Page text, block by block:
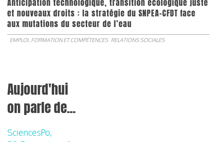
Anticipation technologique, transition écologique juste
et nouveaux droits : la stratégie du SNPEA-CFDT face
aux mutations du secteur de l’eau
EMPLOI, FORMATION ET COMPÉTENCES RELATIONS SOCIALES
Aujourd'hui
on parle de...
SciencesPo,